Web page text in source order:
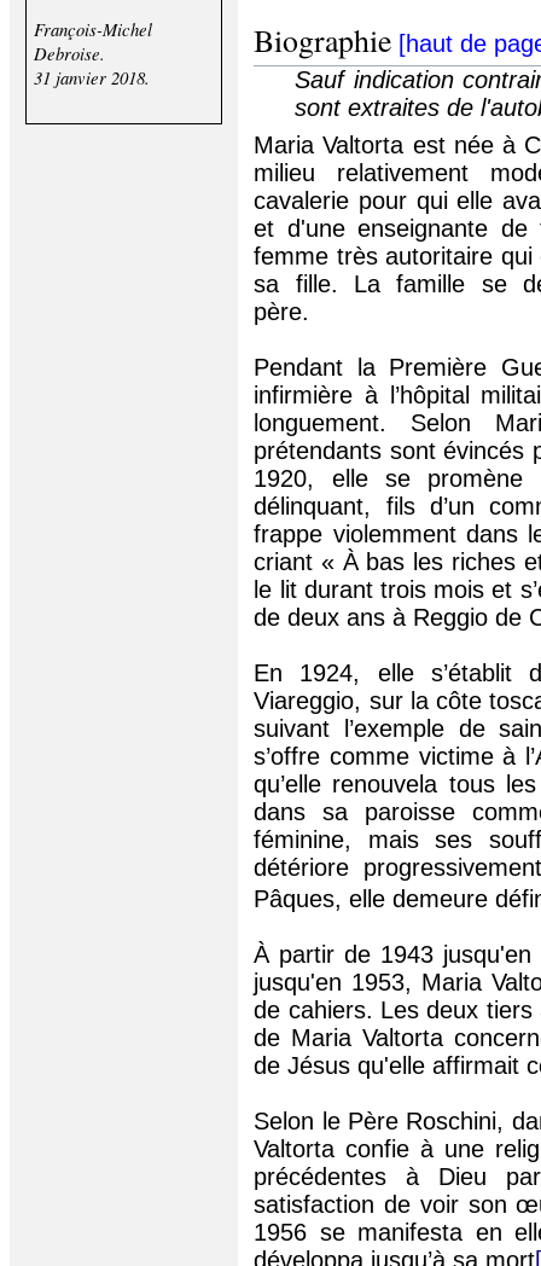
François-Michel
Debroise.
31 janvier 2018.
Biographie [haut de
Sauf indication
sont extraites de
Maria Valtorta est née à
milieu relativement
cavalerie pour qui elle
et d'une enseignante de
femme très autoritaire
sa fille. La famille se
père.
Pendant la Première
infirmière à l’hôpital
longuement. Selon
prétendants sont évincés
1920, elle se
délinquant, fils d’un
frappe violemment dans
criant « À bas les riches
le lit durant trois mois et
de deux ans à Reggio de
En 1924, elle s’établit
Viareggio, sur la côte
suivant l’exemple de
s’offre comme victime à
qu’elle renouvela tous
dans sa paroisse
féminine, mais ses
détériore
Pâques, elle demeure
À partir de 1943
jusqu'en 1953, Maria
de cahiers. Les deux
de Maria Valtorta
de Jésus qu'elle affirmait
Selon le Père Roschini,
Valtorta confie à une
précédentes à Dieu
satisfaction de voir son
1956 se manifesta en
développa jusqu’à sa mort